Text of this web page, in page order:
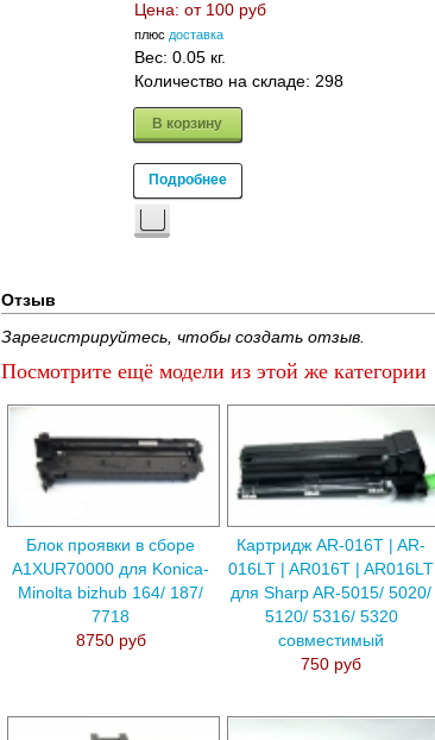
Цена: от 100 руб
плюс доставка
Вес: 0.05 кг.
Количество на складе: 298
В корзину
Подробнее
Отзыв
Зарегистрируйтесь, чтобы создать отзыв.
Посмотрите ещё модели из этой же категории
Блок проявки в сборе
A1XUR70000 для Konica-
Minolta bizhub 164/ 187/
7718
8750 руб
Картридж AR-016T | AR-
016LT | AR016T | AR016LT
для Sharp AR-5015/ 5020/
5120/ 5316/ 5320
совместимый
750 руб